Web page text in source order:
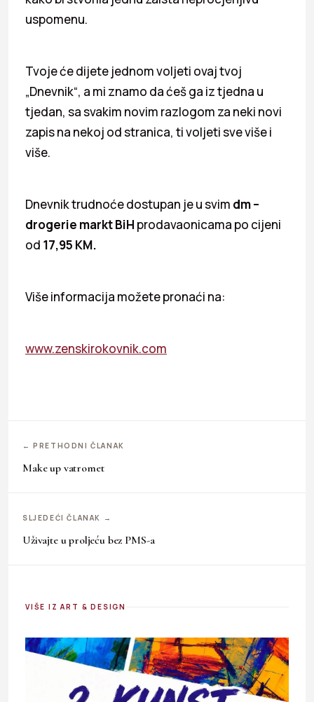
uspomenu.
Tvoje će dijete jednom voljeti ovaj tvoj
„Dnevnik“, a mi znamo da ćeš ga iz tjedna u
tjedan, sa svakim novim razlogom za neki novi
zapis na nekoj od stranica, ti voljeti sve više i
više.
Dnevnik trudnoće dostupan je u svim dm –
drogerie markt BiH prodavaonicama po cijeni
od 17,95 KM.
Više informacija možete pronaći na:
www.zenskirokovnik.com
← PRETHODNI ČLANAK
Make up vatromet
SLJEDEĆI ČLANAK →
Uživajte u proljeću bez PMS-a
VIŠE IZ ART & DESIGN